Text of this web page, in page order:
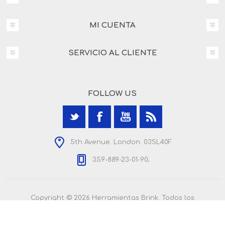
MI CUENTA
SERVICIO AL CLIENTE
FOLLOW US
5th Avenue. London. 03SL40F
359-889-23-01-90;
Copyright © 2026 Herramientas Brink. Todos los